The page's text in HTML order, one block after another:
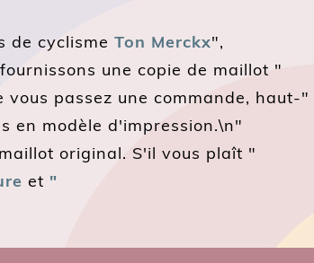
de cyclisme Ton Merckx",
une copie de maillot "
passez une commande, haut-"
en modèle d'impression.\n"
original. S'il vous plaît "
et "